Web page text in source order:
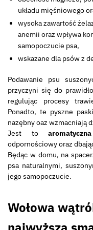
układu mięśniowego
wysoka zawartość
anemii oraz wpływa
samopoczucie psa,
wskazane dla psów z
Podawanie psu
przyczyni się do
regulując procesy
Ponadto, te pyszne
nazębny oaz wzmacniają
Jest to
odpornościowy oraz
Będąc w domu, na
psa naturalnymi,
jego samopoczucie.
Wołowa